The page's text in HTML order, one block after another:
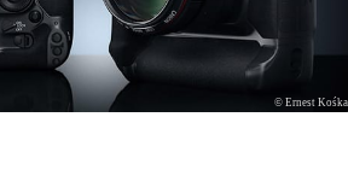
© Ernest Kośka